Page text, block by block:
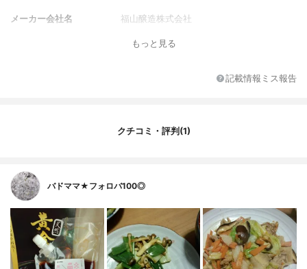
メーカー会社名 福山醸造株式会社
もっと見る
記載情報ミス報告
クチコミ・評判(1)
バドママ★フォロバ100◎